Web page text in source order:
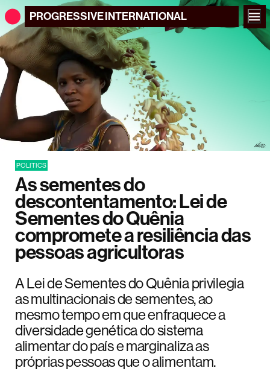
PROGRESSIVEINTERNATIONAL
POLITICS
As sementes do
descontentamento: Lei de
Sementes do Quênia
compromete a resiliência das
pessoas agricultoras
A Lei de Sementes do Quênia privilegia
as multinacionais de sementes, ao
mesmo tempo em que enfraquece a
diversidade genética do sistema
alimentar do país e marginaliza as
próprias pessoas que o alimentam.